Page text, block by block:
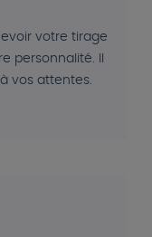
votre tirage
personnalité. Il
vos attentes.